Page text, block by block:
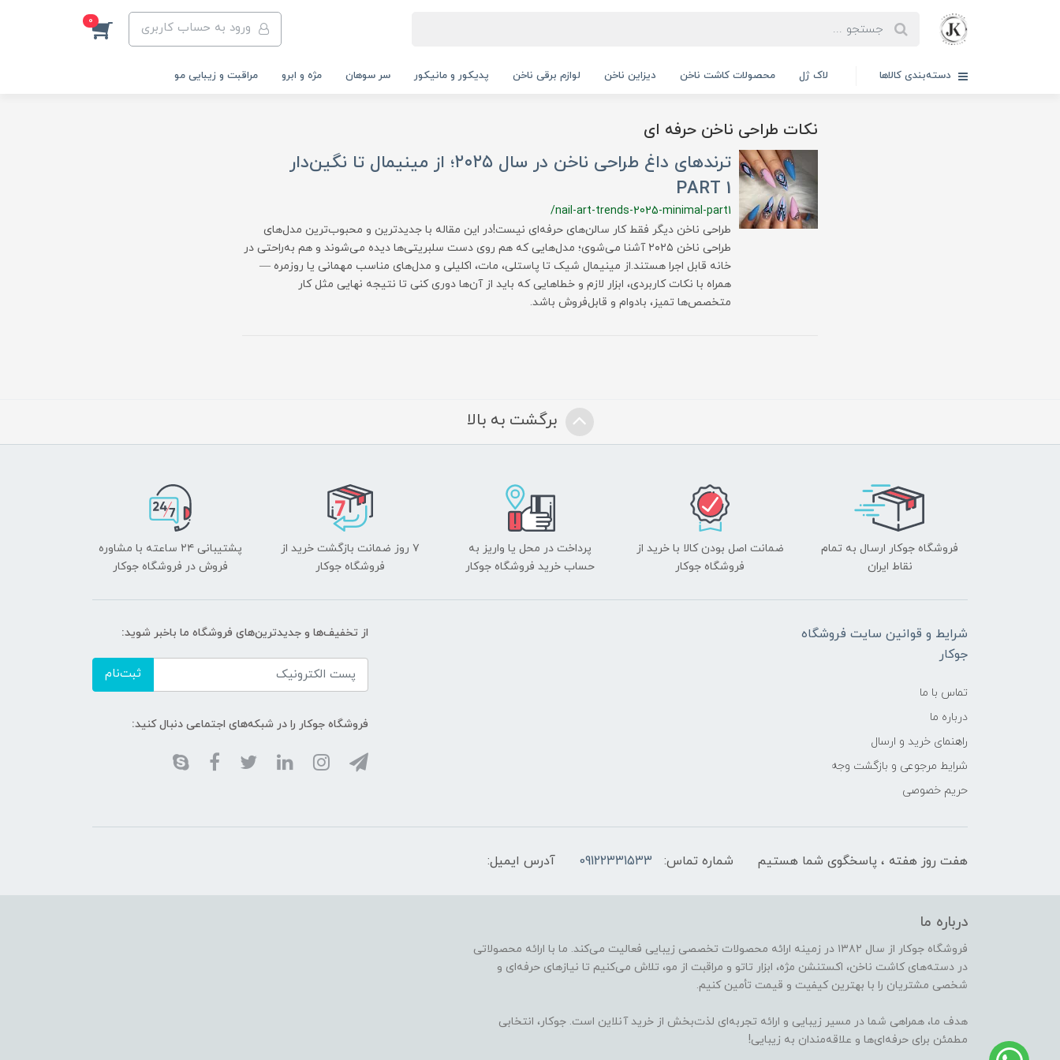
ورود به حساب کاربری 0
دسته‌بندی کالاها لاک ژل محصولات کاشت ناخن دیزاین ناخن لوازم برقی ناخن پدیکور و مانیکور سر سوهان مژه و ابرو مراقبت و زیبایی مو
نکات طراحی ناخن حرفه ای
ترندهای داغ طراحی ناخن در سال ۲۰۲۵؛ از مینیمال تا نگین‌دار
PART 1
/nail-art-trends-2025-minimal-part1
طراحی ناخن دیگر فقط کار سالن‌های حرفه‌ای نیست!در این مقاله با جدیدترین و محبوب‌ترین مدل‌های
طراحی ناخن ۲۰۲۵ آشنا می‌شوی؛ مدل‌هایی که هم روی دست سلبریتی‌ها دیده می‌شوند و هم به‌راحتی در
خانه قابل اجرا هستند.از مینیمال شیک تا پاستلی، مات، اکلیلی و مدل‌های مناسب مهمانی یا روزمره —
همراه با نکات کاربردی، ابزار لازم و خطاهایی که باید از آن‌ها دوری کنی تا نتیجه‌ نهایی مثل کار
متخصص‌ها تمیز، بادوام و قابل‌فروش باشد.
برگشت به بالا
فروشگاه جوکار ارسال به تمام
نقاط ایران
ضمانت اصل بودن کالا با خرید از
فروشگاه جوکار
پرداخت در محل یا واریز به
حساب خرید فروشگاه جوکار
۷ روز ضمانت بازگشت خرید از
فروشگاه جوکار
پشتیبانی ۲۴ ساعته با مشاوره
فروش در فروشگاه جوکار
شرایط و قوانین سایت فروشگاه
جوکار
تماس با ما
درباره ما
راهنمای خرید و ارسال
شرایط مرجوعی و بازگشت وجه
حریم خصوصی
از تخفیف‌ها و جدیدترین‌های فروشگاه ما باخبر شوید:
ثبت‌نام
فروشگاه جوکار را در شبکه‌های اجتماعی دنبال کنید:
هفت روز هفته ، پاسخگوی شما هستیم شماره تماس: 09122331533 آدرس ایمیل:
درباره ما
فروشگاه جوکار از سال ۱۳۸۲ در زمینه ارائه محصولات تخصصی زیبایی فعالیت می‌کند. ما با ارائه محصولاتی
در دسته‌های کاشت ناخن، اکستنشن مژه، ابزار تاتو و مراقبت از مو، تلاش می‌کنیم تا نیازهای حرفه‌ای و
شخصی مشتریان را با بهترین کیفیت و قیمت تأمین کنیم.
هدف ما، همراهی شما در مسیر زیبایی و ارائه تجربه‌ای لذت‌بخش از خرید آنلاین است. جوکار، انتخابی
مطمئن برای حرفه‌ای‌ها و علاقه‌مندان به زیبایی!